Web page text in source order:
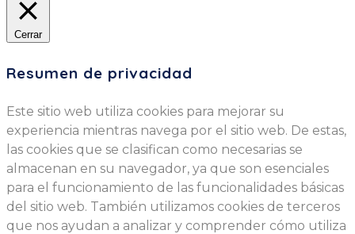
Cerrar
Resumen de privacidad
Este sitio web utiliza cookies para mejorar su
experiencia mientras navega por el sitio web. De estas,
las cookies que se clasifican como necesarias se
almacenan en su navegador, ya que son esenciales
para el funcionamiento de las funcionalidades básicas
del sitio web. También utilizamos cookies de terceros
que nos ayudan a analizar y comprender cómo utiliza